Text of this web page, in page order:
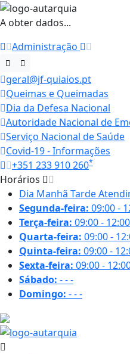
A obter dados...
Administração
geral@jf-quiaios.pt
Queimas e Queimadas
Dia da Defesa Nacional
Autoridade Nacional de
Serviço Nacional de Saúde
Covid-19 - Informações
+351 233 910 260*
Horários
Dia Manhã Tarde
Segunda-feira: 09:00 -
Terça-feira: 09:00 - 12:00
Quarta-feira: 09:00 -
Quinta-feira: 09:00 -
Sexta-feira: 09:00 -
Sábado: ---
Domingo: ---